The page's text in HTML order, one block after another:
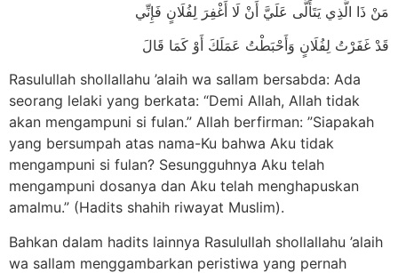
مَنْ ذَا الَّذِي يَتَأَلَّى عَلَيَّ أَنْ لَا أَغْفِرَ لِفُلَانٍ فَإِنِّي
قَدْ غَفَرْتُ لِفُلَانٍ وَأَحْبَطْتُ عَمَلَكَ أَوْ كَمَا قَالَ
Rasulullah shollallahu ’alaih wa sallam bersabda: Ada
seorang lelaki yang berkata: “Demi Allah, Allah tidak
akan mengampuni si fulan.” Allah berfirman: ”Siapakah
yang bersumpah atas nama-Ku bahwa Aku tidak
mengampuni si fulan? Sesungguhnya Aku telah
mengampuni dosanya dan Aku telah menghapuskan
amalmu.” (Hadits shahih riwayat Muslim).
Bahkan dalam hadits lainnya Rasulullah shollallahu ’alaih
wa sallam menggambarkan peristiwa yang pernah